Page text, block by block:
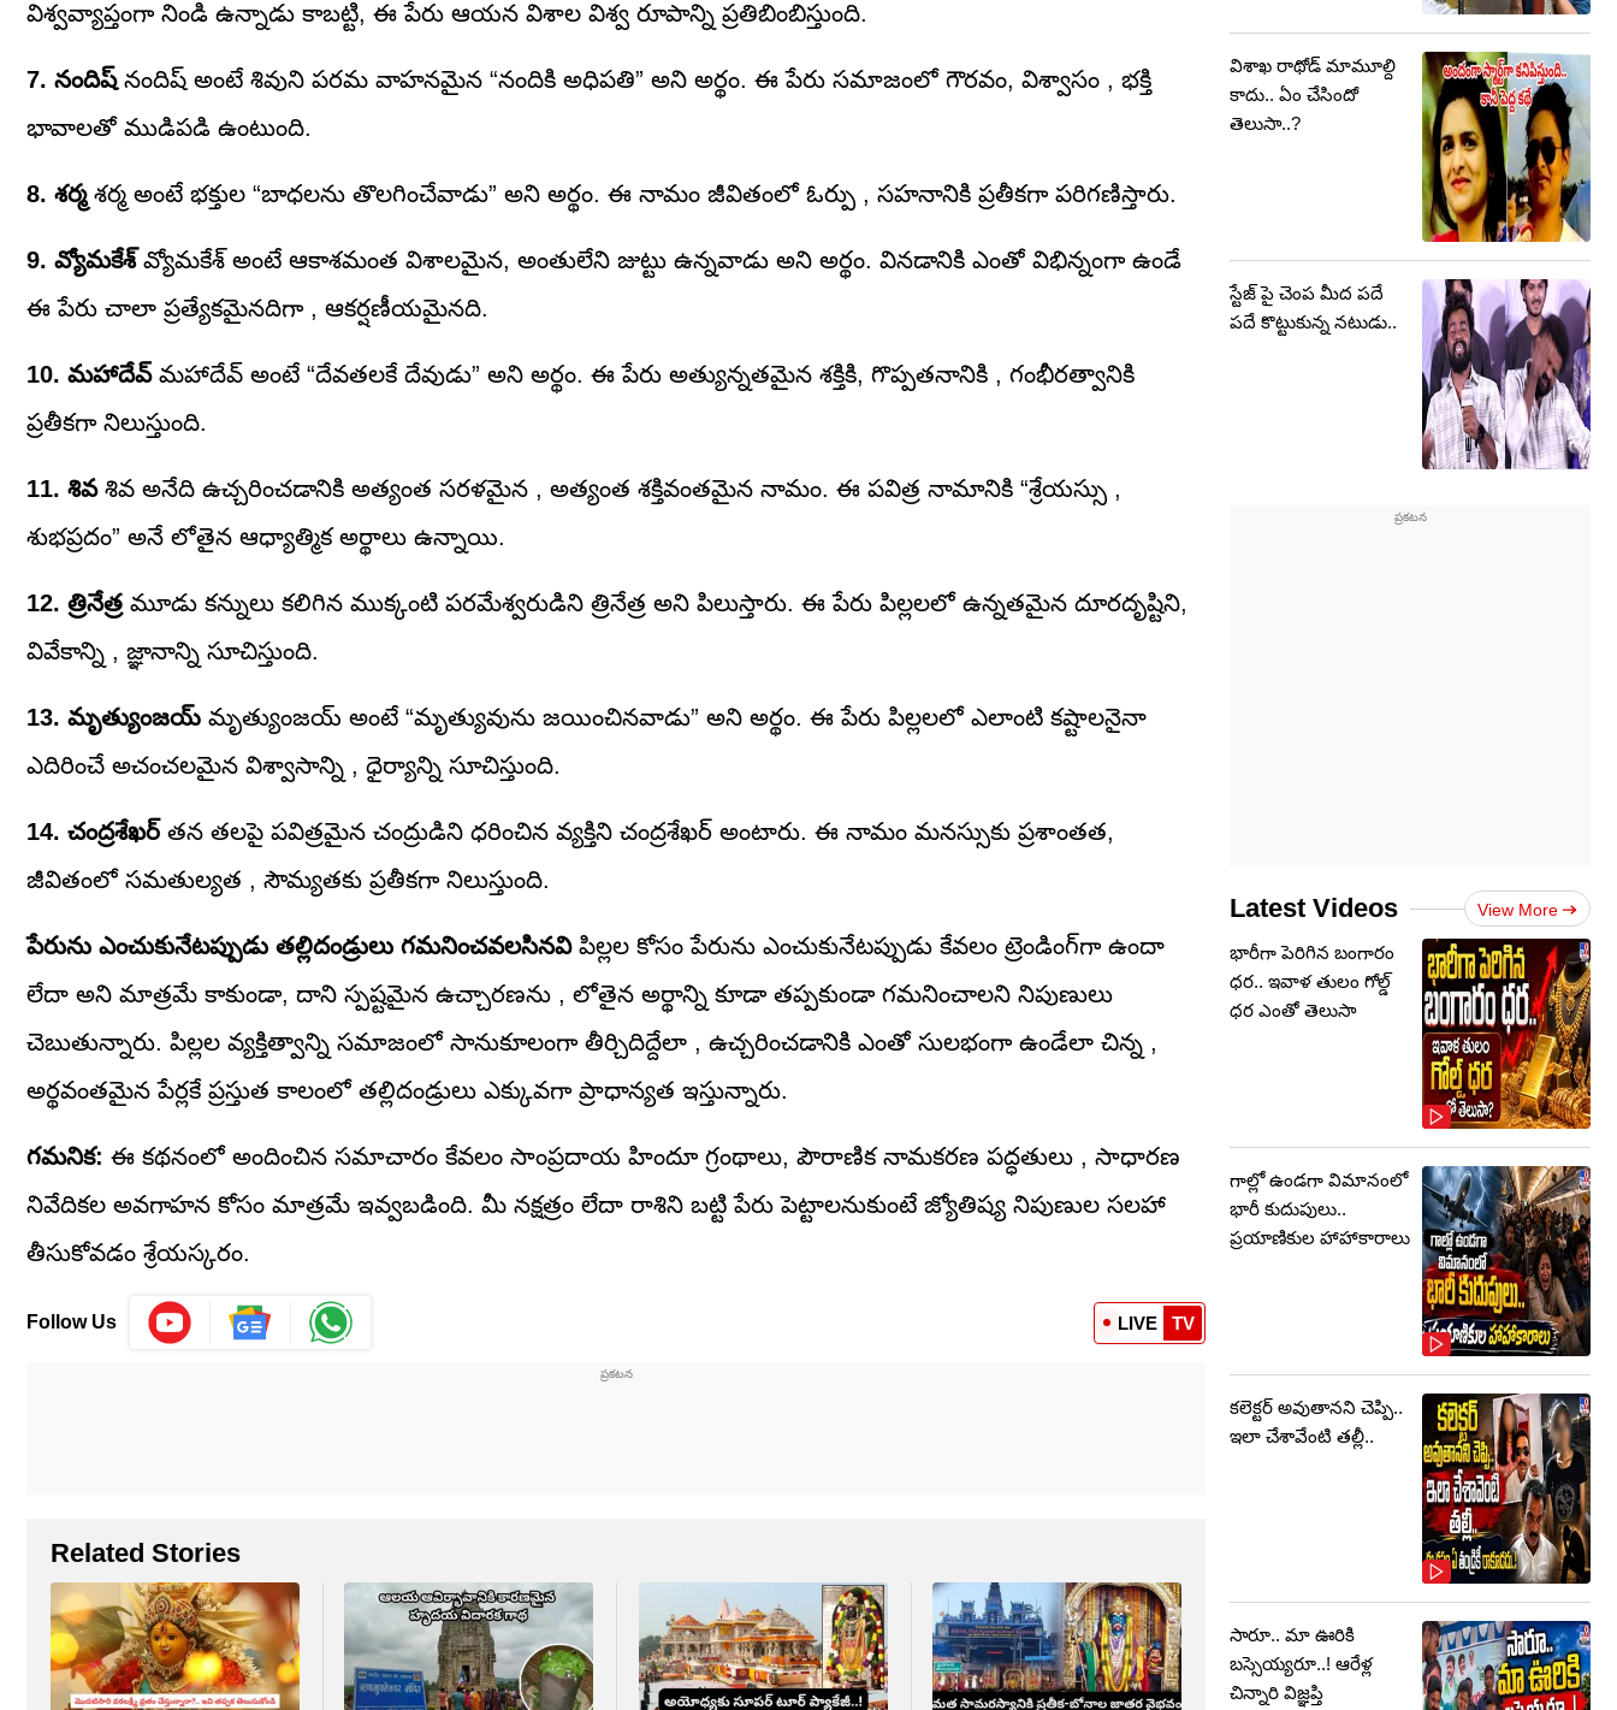
విశ్వవ్యాప్తంగా నిండి ఉన్నాడు కాబట్టి, ఈ పేరు ఆయన విశాల విశ్వ రూపాన్ని ప్రతిబింబిస్తుంది.
7. నందిష్నందిష్ అంటే శివుని పరమ వాహనమైన “నందికి అధిపతి” అని అర్థం. ఈ పేరు సమాజంలో గౌరవం, విశ్వాసం , భక్తి
భావాలతో ముడిపడి ఉంటుంది.
8. శర్మశర్మ అంటే భక్తుల “బాధలను తొలగించేవాడు” అని అర్థం. ఈ నామం జీవితంలో ఓర్పు , సహనానికి ప్రతీకగా పరిగణిస్తారు.
9. వ్యోమకేశ్వ్యోమకేశ్ అంటే ఆకాశమంత విశాలమైన, అంతులేని జుట్టు ఉన్నవాడు అని అర్థం. వినడానికి ఎంతో విభిన్నంగా ఉండే
ఈ పేరు చాలా ప్రత్యేకమైనదిగా , ఆకర్షణీయమైనది.
10. మహాదేవ్మహాదేవ్ అంటే “దేవతలకే దేవుడు” అని అర్థం. ఈ పేరు అత్యున్నతమైన శక్తికి, గొప్పతనానికి , గంభీరత్వానికి
ప్రతీకగా నిలుస్తుంది.
11. శివశివ అనేది ఉచ్చరించడానికి అత్యంత సరళమైన , అత్యంత శక్తివంతమైన నామం. ఈ పవిత్ర నామానికి “శ్రేయస్సు ,
శుభప్రదం” అనే లోతైన ఆధ్యాత్మిక అర్థాలు ఉన్నాయి.
12. త్రినేత్ర మూడు కన్నులు కలిగిన ముక్కంటి పరమేశ్వరుడిని త్రినేత్ర అని పిలుస్తారు. ఈ పేరు పిల్లలలో ఉన్నతమైన దూరదృష్టిని,
వివేకాన్ని , జ్ఞానాన్ని సూచిస్తుంది.
13. మృత్యుంజయ్ మృత్యుంజయ్ అంటే “మృత్యువును జయించినవాడు” అని అర్థం. ఈ పేరు పిల్లలలో ఎలాంటి కష్టాలనైనా
ఎదిరించే అచంచలమైన విశ్వాసాన్ని , ధైర్యాన్ని సూచిస్తుంది.
14. చంద్రశేఖర్ తన తలపై పవిత్రమైన చంద్రుడిని ధరించిన వ్యక్తిని చంద్రశేఖర్ అంటారు. ఈ నామం మనస్సుకు ప్రశాంతత,
జీవితంలో సమతుల్యత , సౌమ్యతకు ప్రతీకగా నిలుస్తుంది.
పేరును ఎంచుకునేటప్పుడు తల్లిదండ్రులు గమనించవలసినవిపిల్లల కోసం పేరును ఎంచుకునేటప్పుడు కేవలం ట్రెండింగ్‌గా ఉందా
లేదా అని మాత్రమే కాకుండా, దాని స్పష్టమైన ఉచ్చారణను , లోతైన అర్థాన్ని కూడా తప్పకుండా గమనించాలని నిపుణులు
చెబుతున్నారు. పిల్లల వ్యక్తిత్వాన్ని సమాజంలో సానుకూలంగా తీర్చిదిద్దేలా , ఉచ్చరించడానికి ఎంతో సులభంగా ఉండేలా చిన్న ,
అర్థవంతమైన పేర్లకే ప్రస్తుత కాలంలో తల్లిదండ్రులు ఎక్కువగా ప్రాధాన్యత ఇస్తున్నారు.
గమనిక: ఈ కథనంలో అందించిన సమాచారం కేవలం సాంప్రదాయ హిందూ గ్రంథాలు, పౌరాణిక నామకరణ పద్ధతులు , సాధారణ
నివేదికల అవగాహన కోసం మాత్రమే ఇవ్వబడింది. మీ నక్షత్రం లేదా రాశిని బట్టి పేరు పెట్టాలనుకుంటే జ్యోతిష్య నిపుణుల సలహా
తీసుకోవడం శ్రేయస్కరం.
Follow Us LIVE TV
Related Stories
విశాఖ రాథోడ్ మామూల్ది
కాదు.. ఏం చేసిందో
తెలుసా..?
స్టేజ్ పై చెంప మీద పదే
పదే కొట్టుకున్న నటుడు..
Latest Videos View More
భారీగా పెరిగిన బంగారం
ధర.. ఇవాళ తులం గోల్డ్‌
ధర ఎంతో తెలుసా
గాల్లో ఉండగా విమానంలో
భారీ కుదుపులు..
ప్రయాణికుల హాహాకారాలు
కలెక్టర్‌ అవుతానని చెప్పి..
ఇలా చేశావేంటి తల్లీ..
సారూ.. మా ఊరికి
బస్సెయ్యరూ..! ఆరేళ్ల
చిన్నారి విజ్ఞప్తి